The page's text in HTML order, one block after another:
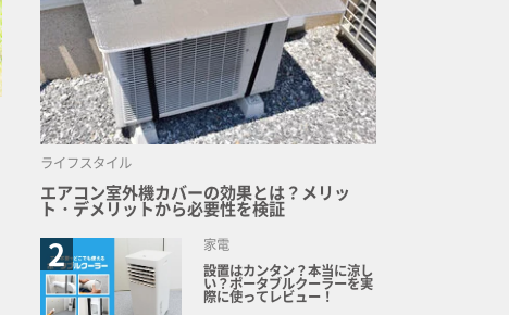
ライフスタイル
エアコン室外機カバーの効果とは？メリッ
ト・デメリットから必要性を検証
家電
設置はカンタン？本当に涼し
い？ポータブルクーラーを実
際に使ってレビュー！